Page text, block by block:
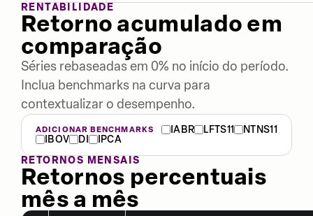
RENTABILIDADE
Retorno acumulado em
comparação
Séries rebaseadas em 0% no início do período.
Inclua benchmarks na curva para
contextualizar o desempenho.
ADICIONAR BENCHMARKS IABR LFTS11
NTNS11
IBOV
DI
IPCA
RETORNOS MENSAIS
Retornos percentuais
mês a mês